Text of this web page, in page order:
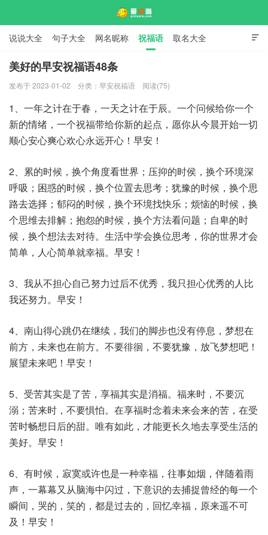

说说大全 句子大全 网名昵称 祝福语 取名大全
标语口号 签名大全
美好的早安祝福语48条
发布于 2023-01-02 分类： 早安祝福语 阅读(75)
1、一年之计在于春，一天之计在于辰。一个问候给你一个
新的情绪，一个祝福带给你新的起点，愿你从今晨开始一切
顺心安心爽心欢心永远开心！早安！
2、累的时候，换个角度看世界；压抑的时侯，换个环境深
呼吸；困惑的时候，换个位置去思考；犹豫的时候，换个思
路去选择；郁闷的时候，换个环境找快乐；烦恼的时候，换
个思维去排解；抱怨的时候，换个方法看问题；自卑的时
候，换个想法去对待。生活中学会换位思考，你的世界才会
简单，人心简单就幸福。早安！
3、我从不担心自己努力过后不优秀，我只担心优秀的人比
我还努力。早安！
4、南山得心跳仍在继续，我们的脚步也没有停息，梦想在
前方，未来也在前方。不要徘徊，不要犹豫，放飞梦想吧！
展望未来吧！早安！
5、受苦其实是了苦，享福其实是消福。福来时，不要沉
溺；苦来时，不要惧怕。在享福时念着未来会来的苦，在受
苦时畅想日后的甜。唯有如此，才能更长久地去享受生活的
美好。早安！
6、有时候，寂寞或许也是一种幸福，往事如烟，伴随着雨
声，一幕幕又从脑海中闪过，下意识的去捕捉曾经的每一个
瞬间，哭的，笑的，都是过去的，回忆幸福，原来遥不可
及！早安！